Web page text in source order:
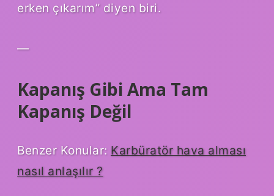
erken çıkarım” diyen biri.
—
Kapanış Gibi Ama Tam
Kapanış Değil
Benzer Konular: Karbüratör hava alması
nasıl anlaşılır ?